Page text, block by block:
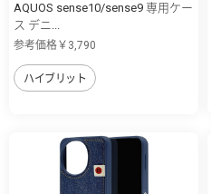
AQUOS sense10/sense9 専用ケー
ス デニ...
参考価格￥3,790
ハイブリット